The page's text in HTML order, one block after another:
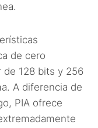
de cero
de 128 bits y 256
A diferencia de
PIA ofrece